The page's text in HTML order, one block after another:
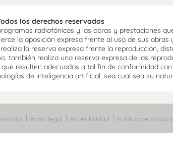
los derechos reservados
radiofónicos y las obras y prestaciones
la oposición expresa frente al uso de sus
realiza la reserva expresa frente la reproducción,
también realiza una reserva expresa de las
resulten adecuados a tal fin de conformidad
de inteligencia artificial, sea cual sea su
Aviso legal Accesibilidad Política de